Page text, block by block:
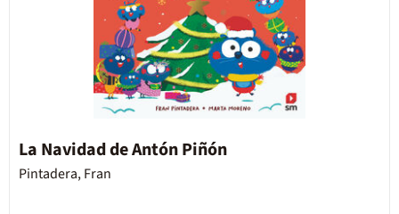
La Navidad de Antón Piñón
Pintadera, Fran